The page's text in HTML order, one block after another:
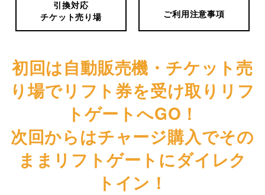
引換対応
チケット売り場
ご利用注意事項
初回は自動販売機・チケット売
り場でリフト券を受け取りリフ
トゲートへGO！
次回からはチャージ購入でその
ままリフトゲートにダイレク
トイン！